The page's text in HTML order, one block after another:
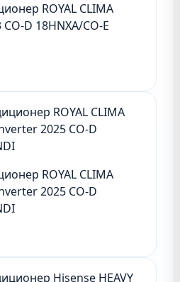
ROYAL CLIMA
D 18HNXA/CO-E
ROYAL CLIMA
2025 CO-D